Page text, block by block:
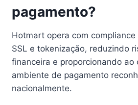
pagamento?
Hotmart opera com
SSL e tokenização, reduzindo
financeira e proporcionando ao
ambiente de pagamento
nacionalmente.